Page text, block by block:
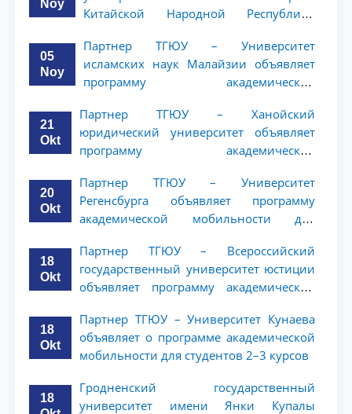
Noy
Китайской Народной Республики
академической мобильности для
студентов 2–3 курсов
05
Noy
Партнер ТГЮУ – Университет
исламских наук Малайзии объявляет
программу академической
ТГЮУ
21
Okt
Партнер ТГЮУ – Ханойский
юридический университет объявляет
программу академической
20
Okt
Партнер ТГЮУ – Университет
Регенсбурга объявляет программу
академической мобильности для
18
Okt
Партнер ТГЮУ – Всероссийский
государственный университет юстиции
объявляет программу академической
ТГЮУ
18
Okt
Партнер ТГЮУ – Университет Кунаева
объявляет о программе академической
мобильности для студентов 2–3 курсов
18
Гродненский государственный
университет имени Янки Купалы